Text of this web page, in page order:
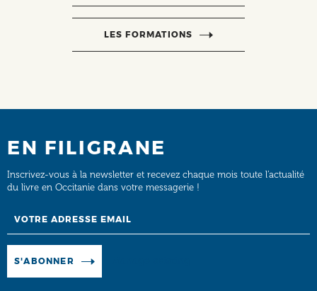
LES FORMATIONS
EN FILIGRANE
Inscrivez-vous à la newsletter et recevez chaque mois toute l’actualité
du livre en Occitanie dans votre messagerie !
S'ABONNER